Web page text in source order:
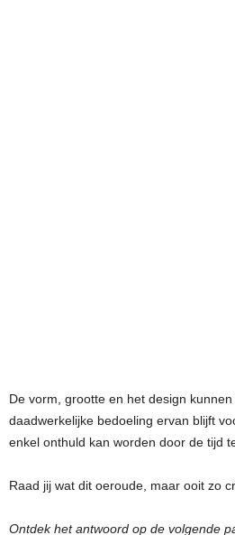
De vorm, grootte en het design
daadwerkelijke bedoeling ervan blijft
enkel onthuld kan worden door de tijd
Raad jij wat dit oeroude, maar ooit zo
Ontdek het antwoord op de volgende